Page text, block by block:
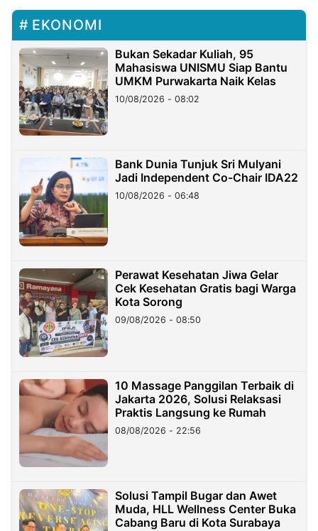
EKONOMI
Bukan Sekadar Kuliah, 95
Mahasiswa UNISMU Siap Bantu
UMKM Purwakarta Naik Kelas
10/08/2026 - 08:02
Bank Dunia Tunjuk Sri Mulyani
Jadi Independent Co-Chair IDA22
10/08/2026 - 06:48
Perawat Kesehatan Jiwa Gelar
Cek Kesehatan Gratis bagi Warga
Kota Sorong
09/08/2026 - 08:50
10 Massage Panggilan Terbaik di
Jakarta 2026, Solusi Relaksasi
Praktis Langsung ke Rumah
08/08/2026 - 22:56
Solusi Tampil Bugar dan Awet
Muda, HLL Wellness Center Buka
Cabang Baru di Kota Surabaya